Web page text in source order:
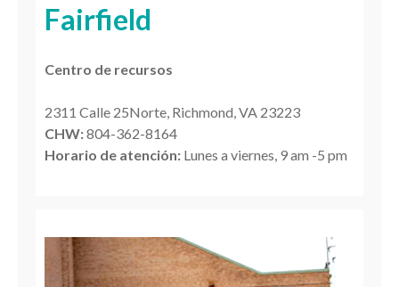
Fairfield
Centro de recursos
2311 Calle 25Norte, Richmond, VA 23223
CHW:804-362-8164
Horario de atención: Lunes a viernes, 9 am -5 pm